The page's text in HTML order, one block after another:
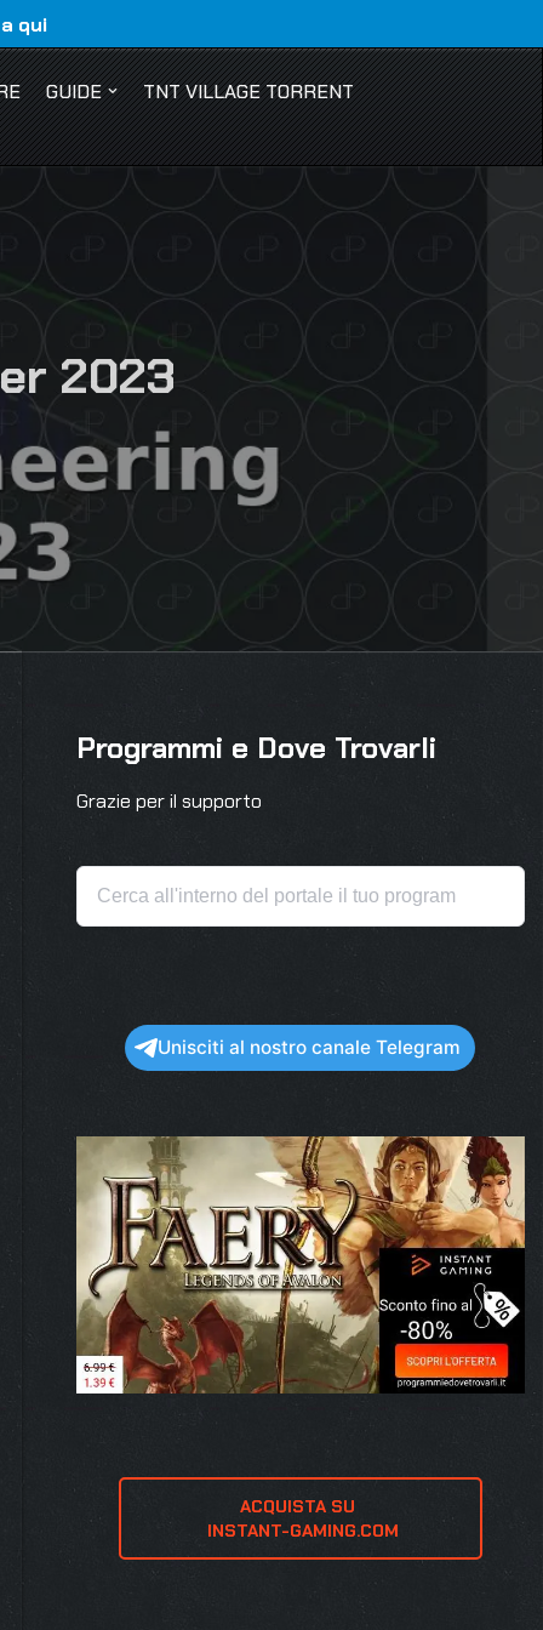
qui
GUIDE TNT VILLAGE TORRENT
2023
Programmi e Dove Trovarli
Grazie per il supporto
Unisciti al nostro canale Telegram
ACQUISTA SU
INSTANT-GAMING.COM